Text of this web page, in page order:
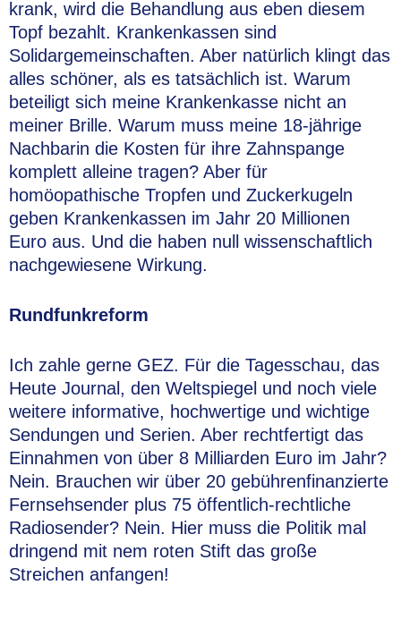
krank, wird die Behandlung aus eben diesem
Topf bezahlt. Krankenkassen sind
Solidargemeinschaften. Aber natürlich klingt das
alles schöner, als es tatsächlich ist. Warum
beteiligt sich meine Krankenkasse nicht an
meiner Brille. Warum muss meine 18-jährige
Nachbarin die Kosten für ihre Zahnspange
komplett alleine tragen? Aber für
homöopathische Tropfen und Zuckerkugeln
geben Krankenkassen im Jahr 20 Millionen
Euro aus. Und die haben null wissenschaftlich
nachgewiesene Wirkung.
Rundfunkreform
Ich zahle gerne GEZ. Für die Tagesschau, das
Heute Journal, den Weltspiegel und noch viele
weitere informative, hochwertige und wichtige
Sendungen und Serien. Aber rechtfertigt das
Einnahmen von über 8 Milliarden Euro im Jahr?
Nein. Brauchen wir über 20 gebührenfinanzierte
Fernsehsender plus 75 öffentlich-rechtliche
Radiosender? Nein. Hier muss die Politik mal
dringend mit nem roten Stift das große
Streichen anfangen!